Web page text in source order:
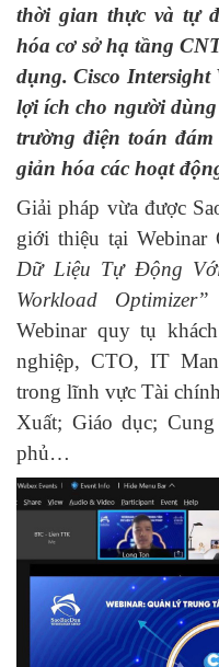
thời gian thực và tự
hóa cơ sở hạ tầng
dụng. Cisco
lợi ích cho người
trường điện toán
giản hóa các hoạt
Giải pháp vừa được
giới thiệu tại Webinar
Dữ Liệu Tự Động
Workload
Webinar quy tụ
nghiệp, CTO, IT
trong lĩnh vực Tài
Xuất; Giáo dục;
phủ…